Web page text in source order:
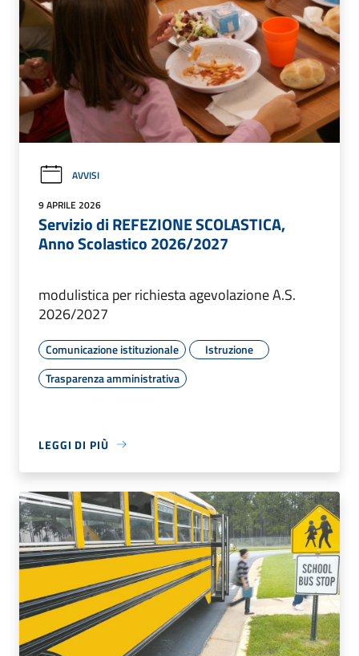
AVVISI
9 APRILE 2026
Servizio di REFEZIONE SCOLASTICA,
Anno Scolastico 2026/2027
modulistica per richiesta agevolazione A.S.
2026/2027
Comunicazione istituzionale
Istruzione
Trasparenza amministrativa
LEGGI DI PIÙ